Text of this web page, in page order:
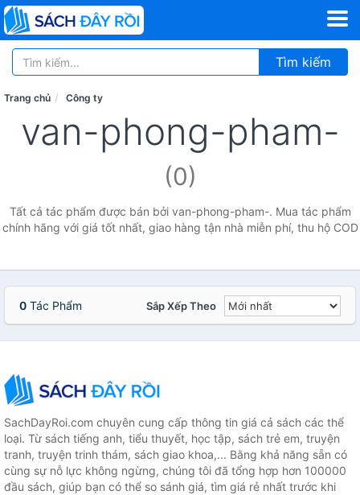
Tìm kiếm
Trang chủ Công ty
van-phong-pham-
(0)
Tất cả tác phẩm được bán bởi van-phong-pham-. Mua tác phẩm
chính hãng với giá tốt nhất, giao hàng tận nhà miễn phí, thu hộ COD
0 Tác Phẩm Sắp Xếp Theo
SachDayRoi.com chuyên cung cấp thông tin giá cả sách các thể
loại. Từ sách tiếng anh, tiểu thuyết, học tập, sách trẻ em, truyện
tranh, truyện trinh thám, sách giao khoa,... Bằng khả năng sẵn có
cùng sự nỗ lực không ngừng, chúng tôi đã tổng hợp hơn 100000
đầu sách, giúp bạn có thể so sánh giá, tìm giá rẻ nhất trước khi